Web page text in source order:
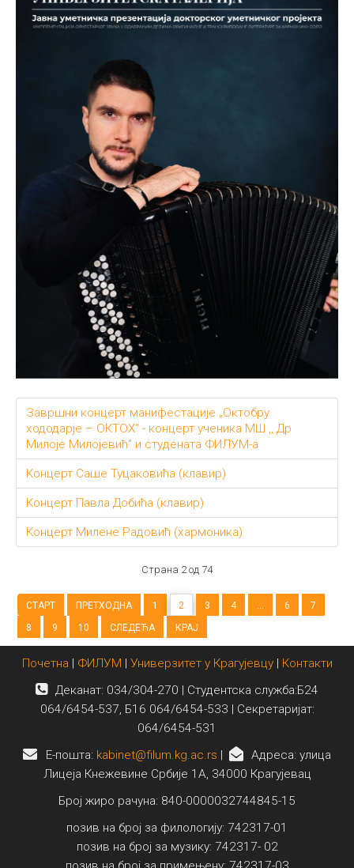
Завршни концерт манифестације „Октобру
хододарје – ОКТОХ“ - концерт ученика МШ ,, Др
Милоје Милојевић" и студената ФИЛУМ-а
Концерт Саше Туцаковића (клавир)
Концерт Павла Добића (клавир)
Концерт Милене Радовић (хармоника)
Страна 2 од 74
СТАРТ ПРЕТХОДНА 1 2 3 4 ... 6
7
8
9 10 СЛЕДЕЋА КРАЈ
Почетна ФИЛУМ Универзитет у Крагујевцу| Контакти
Деканат: 034/304-270 | Студентска служба:Б24
064/6454-537, Б16 064/6454-533 | Секретаријат:
064/6454-531
E-пошта: kabinet@filum.kg.ac.rs
Адреса: улица
Лицеја Кнежевине Србије 1А, 34000 Крагујевац
Број жиро рачуна: 840-0000032744845-15
позив на број за филологију: 742317-01
позив на број за музику: 742317- 02